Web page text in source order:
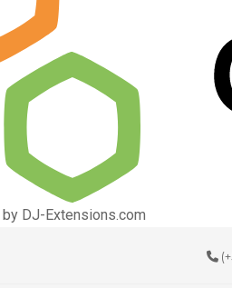
by DJ-Extensions.com